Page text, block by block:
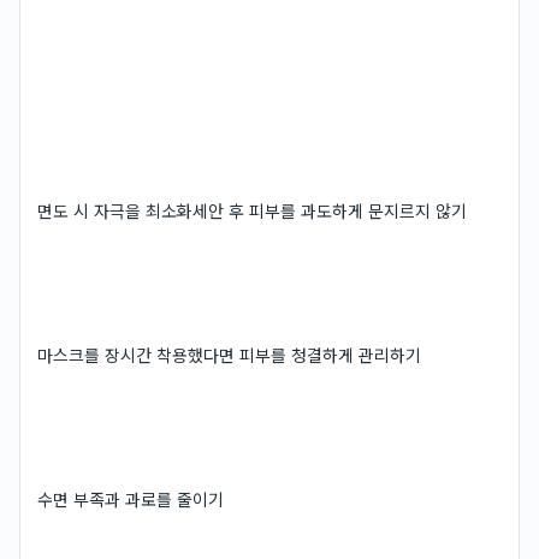
면도 시 자극을 최소화세안 후 피부를 과도하게 문지르지 않기
마스크를 장시간 착용했다면 피부를 청결하게 관리하기
수면 부족과 과로를 줄이기